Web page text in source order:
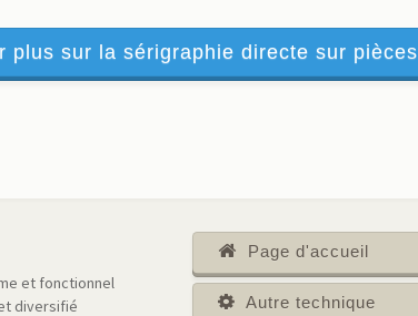
plus sur la sérigraphie directe sur
et fonctionnel
diversifié
Page d'accueil
Autre technique